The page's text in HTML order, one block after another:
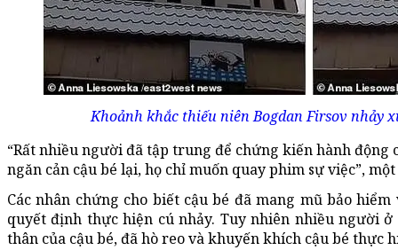
Khoảnh khắc thiếu niên Bogdan Firsov nhảy
“Rất nhiều người đã tập trung để chứng kiến hành động
ngăn cản cậu bé lại, họ chỉ muốn quay phim sự việc”,
Các nhân chứng cho biết cậu bé đã mang mũ bảo
quyết định thực hiện cú nhảy. Tuy nhiên nhiều người
thân của cậu bé, đã hò reo và khuyến khích cậu bé thực